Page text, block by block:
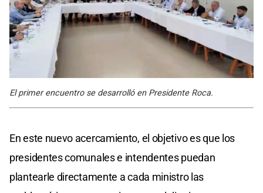
El primer encuentro se desarrolló en Presidente Roca.
En este nuevo acercamiento, el objetivo es que los
presidentes comunales e intendentes puedan
plantearle directamente a cada ministro las